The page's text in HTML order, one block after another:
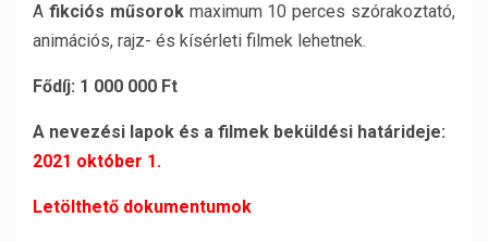
A fikciós műsorokmaximum 10 perces szórakoztató,
animációs, rajz- és kísérleti filmek lehetnek.
Fődíj: 1 000 000 Ft
A nevezési lapok és a filmek beküldési határideje:
2021 október 1.
Letölthető dokumentumok